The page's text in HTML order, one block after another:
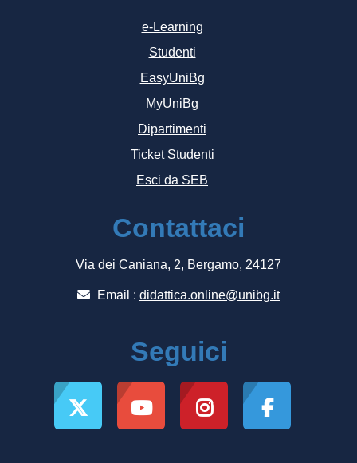
e-Learning
Studenti
EasyUniBg
MyUniBg
Dipartimenti
Ticket Studenti
Esci da SEB
Contattaci
Via dei Caniana, 2, Bergamo, 24127
Email : didattica.online@unibg.it
Seguici